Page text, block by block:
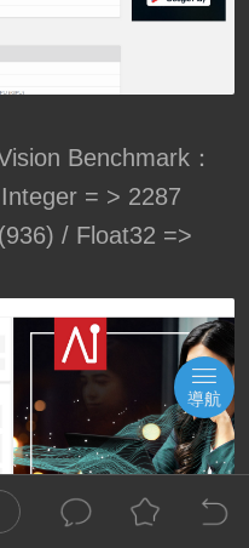
Benchmark：
= > 2287
/ Float32 =>
導航